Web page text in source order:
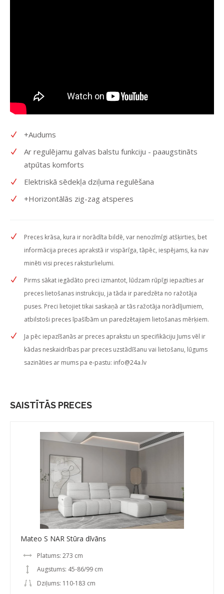
+Audums
Ar regulējamu galvas balstu funkciju - paaugstināts
atpūtas komforts
Elektriskā sēdekļa dziļuma regulēšana
+Horizontālās zig-zag atsperes
Preces krāsa, kura ir norādīta bildē, var nenozīmīgi atšķirties, bet
informācija preces aprakstā ir vispārīga, tāpēc, iespējams, ka nav
minēti visi preces raksturlielumi.
Pirms sākat iegādāto preci izmantot, lūdzam rūpīgi iepazīties ar
preces lietošanas instrukciju, ja tāda ir paredzēta no ražotāja
puses. Preci lietojiet tikai saskaņā ar tās ražotāja norādījumiem,
atbilstoši preces īpašībām un paredzētajiem lietošanas mērķiem.
Ja pēc iepazīšanās ar preces aprakstu un specifikāciju Jums vēl ir
kādas neskaidrības par preces uzstādīšanu vai lietošanu, lūgums
sazināties ar mums pa e-pastu: info@24a.lv
SAISTĪTĀS PRECES
Mateo S NAR Stūra dīvāns
Platums: 273 cm
Augstums: 45-86/99 cm
Dziļums: 110-183 cm